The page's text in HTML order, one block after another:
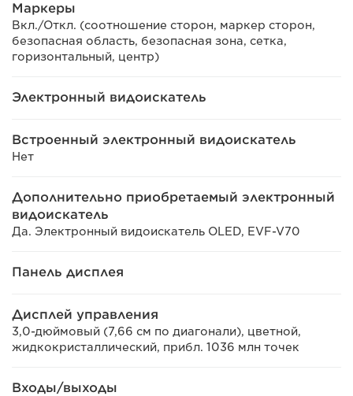
Маркеры
Вкл./Откл. (соотношение сторон, маркер сторон,
безопасная область, безопасная зона, сетка,
горизонтальный, центр)
Электронный видоискатель
Встроенный электронный видоискатель
Нет
Дополнительно приобретаемый электронный
видоискатель
Да. Электронный видоискатель OLED, EVF-V70
Панель дисплея
Дисплей управления
3,0-дюймовый (7,66 см по диагонали), цветной,
жидкокристаллический, прибл. 1036 млн точек
Входы/выходы